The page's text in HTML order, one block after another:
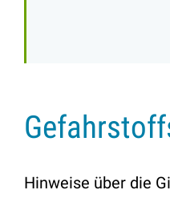
Hinweise über die